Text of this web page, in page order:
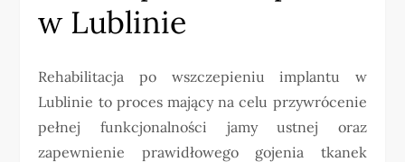
w Lublinie
Rehabilitacja po wszczepieniu implantu w
Lublinie to proces mający na celu przywrócenie
pełnej funkcjonalności jamy ustnej oraz
zapewnienie prawidłowego gojenia tkanek